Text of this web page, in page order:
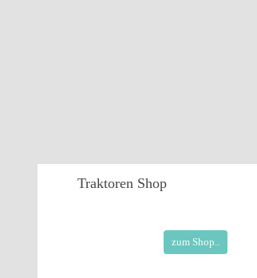
Traktoren Shop
zum Shop..